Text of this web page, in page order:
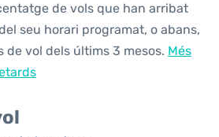
de vols que han arribat
seu horari programat, o abans,
de vol dels últims 3 mesos. Més